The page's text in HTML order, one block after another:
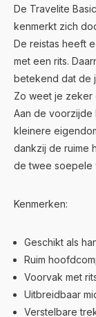
De Travelite
kenmerkt zich
De reistas heeft
met een rits.
betekend dat de
Zo weet je zeker
Aan de
kleinere
dankzij de ruime
de twee soepele
Kenmerken:
Geschikt als
Ruim
Voorvak met
Uitbreidbaar
Verstelbare